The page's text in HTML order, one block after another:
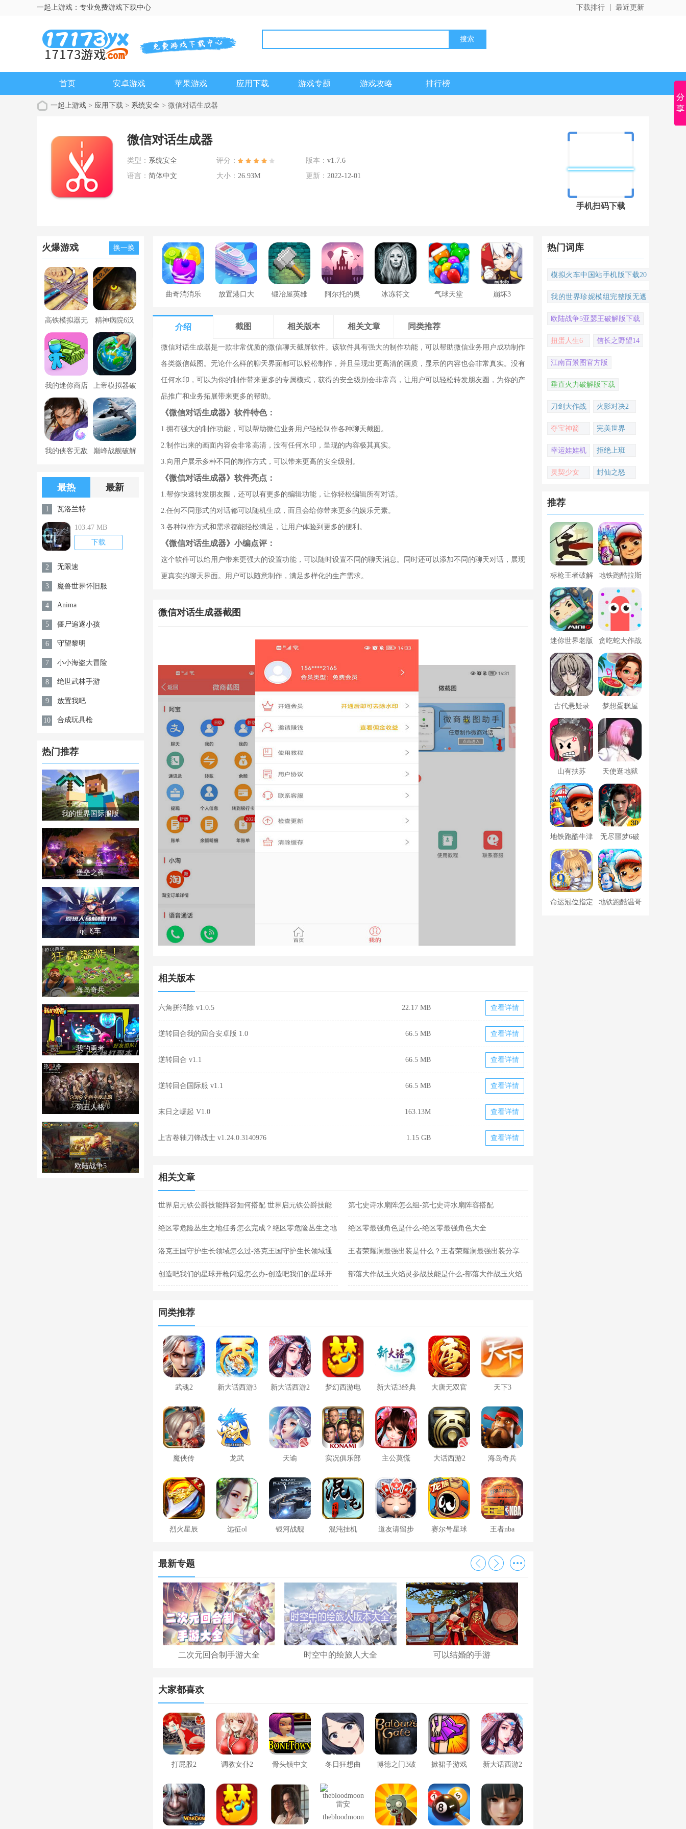
一起上游戏：专业免费游戏下载中心 最近更新
下载排行
首页 安卓游戏 苹果游戏 应用下载 游戏专题 游戏攻略 排行榜
一起上游戏 > 应用下载 > 系统安全 > 微信对话生成器
微信对话生成器
类型： 系统安全 评分： 版本： v1.7.6
语言： 简体中文 大小： 26.93M 更新： 2022-12-01
手机扫码下载
火爆游戏 换一换
高铁模拟器无
限金币版
精神病院6汉
化版下载
我的迷你商店
破解版无限金
币版下载中文
上帝模拟器破
解版全解锁无
广告
我的侠客无敌 巅峰战舰破解
限钻石
最热 最新
1 瓦洛兰特
103.47 MB
下载
2 无限速
3 魔兽世界怀旧服
4 Anima
5 僵尸追逐小孩
6 守望黎明
7 小小海盗大冒险
8 绝世武林手游
9 放置我吧
10 合成玩具枪
热门推荐
我的世界国际服版
堡垒之夜
qq飞车
海岛奇兵
我的勇者
第五人格
欧陆战争5
曲奇消消乐 放置港口大 锻冶屋英雄 阿尔托的奥 冰冻符文 气球天堂 崩坏3
介绍 截图 相关版本 相关文章 同类推荐
微信对话生成器是一款非常优质的微信聊天截屏软件。该软件具有强大的制作功能，可以帮助微信业务用户成功制作
各类微信截图。无论什么样的聊天界面都可以轻松制作，并且呈现出更高清的画质，显示的内容也会非常真实。没有
任何水印，可以为你的制作带来更多的专属模式，获得的安全级别会非常高，让用户可以轻松转发朋友圈，为你的产
品推广和业务拓展带来更多的帮助。
《微信对话生成器》软件特色：
1.拥有强大的制作功能，可以帮助微信业务用户轻松制作各种聊天截图。
2.制作出来的画面内容会非常高清，没有任何水印，呈现的内容极其真实。
3.向用户展示多种不同的制作方式，可以带来更高的安全级别。
《微信对话生成器》软件亮点：
1.帮你快速转发朋友圈，还可以有更多的编辑功能，让你轻松编辑所有对话。
2.任何不同形式的对话都可以随机生成，而且会给你带来更多的娱乐元素。
3.各种制作方式和需求都能轻松满足，让用户体验到更多的便利。
《微信对话生成器》小编点评：
这个软件可以给用户带来更强大的设置功能，可以随时设置不同的聊天消息。同时还可以添加不同的聊天对话，展现
更真实的聊天界面。用户可以随意制作，满足多样化的生产需求。
微信对话生成器截图
相关版本
六角拼消除 v1.0.5 22.17 MB 查看详情
逆转回合我的回合安卓版 1.0 66.5 MB 查看详情
逆转回合 v1.1 66.5 MB 查看详情
逆转回合国际服 v1.1 66.5 MB 查看详情
末日之崛起 V1.0 163.13M 查看详情
上古卷轴刀锋战士 v1.24.0.3140976 1.15 GB 查看详情
相关文章
世界启元铁公爵技能阵容如何搭配 世界启元铁公爵技能
阵容搭配合集
第七史诗水扇阵怎么组-第七史诗水扇阵容搭配
绝区零危险丛生之地任务怎么完成？绝区零危险丛生之地
任务完成攻略
绝区零最强角色是什么-绝区零最强角色大全
洛克王国守护生长领域怎么过-洛克王国守护生长领域通
关攻略
王者荣耀澜最强出装是什么？王者荣耀澜最强出装分享
创造吧我们的星球开枪闪退怎么办-创造吧我们的星球开 部落大作战玉火焰灵参战技能是什么-部落大作战玉火焰
同类推荐
武魂2 新大话西游3 新大话西游2 梦幻西游电 新大话3经典 大唐无双官 天下3
魔侠传 龙武 天谕 实况俱乐部 主公莫慌 大话西游2 海岛奇兵
烈火星辰 远征ol 银河战舰 混沌挂机 道友请留步 赛尔号星球 王者nba
最新专题
二次元回合制手游大全 时空中的绘旅人大全 可以结婚的手游
大家都喜欢
打屁股2 调教女仆2 骨头镇中文 冬日狂想曲
版
博德之门3破 掀裙子游戏 新大话西游2
thebloodmoon
热门词库
模拟火车中国站手机版下载20
我的世界珍妮模组完整版无遮
欧陆战争5亚瑟王破解版下载
扭蛋人生6 信长之野望14
江南百景图官方版
垂直火力破解版下载
刀剑大作战 火影对决2
夺宝神箭 完美世界
幸运娃娃机 拒绝上班
灵契少女 封仙之怒
推荐
标枪王者破解
版无限金币钻
石内置菜单
地铁跑酷拉斯
维加斯新触控
内置菜单版
迷你世界老版
本下载
贪吃蛇大作战
破解版
古代悬疑录 梦想蛋糕屋
山有扶苏 天使逛地狱
地铁跑酷牛津
版内置菜单
无尽噩梦6破
解版内置菜单
MOD修改器
命运冠位指定 地铁跑酷温哥